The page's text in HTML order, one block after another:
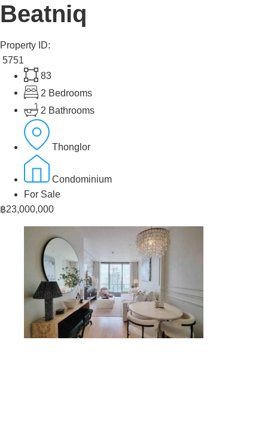
Beatniq
Property ID:
5751
83
2 Bedrooms
2 Bathrooms
Thonglor
Condominium
For Sale
฿23,000,000